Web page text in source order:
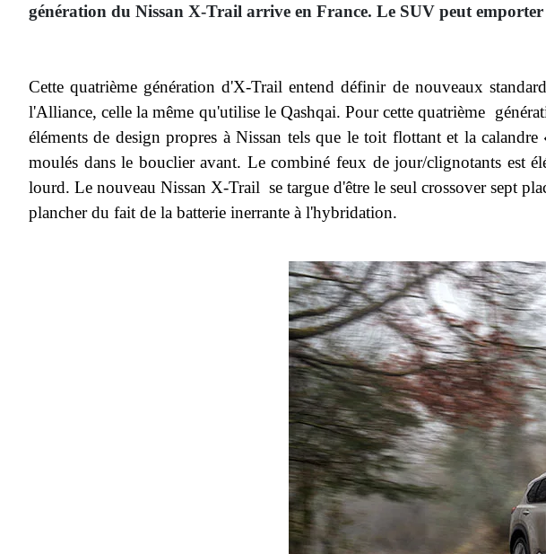
génération du Nissan X-Trail arrive en France. Le SUV peut
Cette quatrième génération d'X-Trail entend définir de nouveaux
l'Alliance, celle la même qu'utilise le Qashqai. Pour cette quatrième
éléments de design propres à Nissan tels que le toit flottant et la
moulés dans le bouclier avant. Le combiné feux de jour/clignotants est
lourd.Le nouveau Nissan X-Trail se targue d'être le seul crossover sept
plancher du fait de la batterie inerrante à l'hybridation.